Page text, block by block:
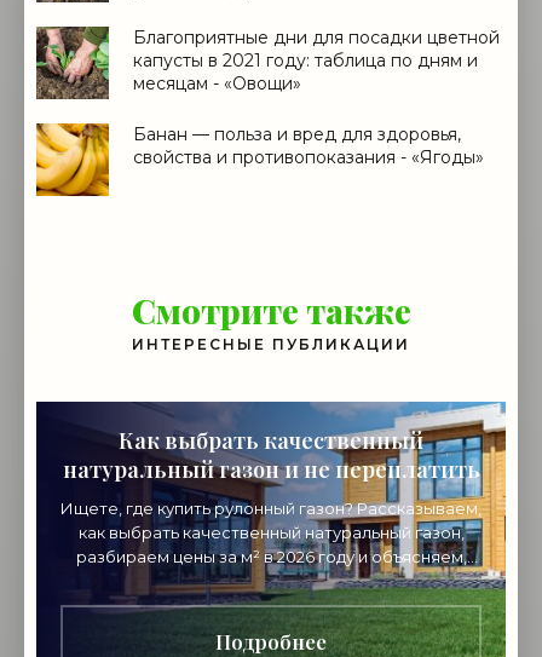
Благоприятные дни для посадки цветной
капусты в 2021 году: таблица по дням и
месяцам - «Овощи»
Банан — польза и вред для здоровья,
свойства и противопоказания - «Ягоды»
Смотрите также
ИНТЕРЕСНЫЕ ПУБЛИКАЦИИ
Как выбрать качественный
натуральный газон и не переплатить
Ищете, где купить рулонный газон? Рассказываем,
как выбрать качественный натуральный газон,
разбираем цены за м² в 2026 году и объясняем,
почему стоит покупать напрямую от
производителя.
Подробнее